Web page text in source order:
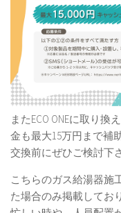
またECO ONEに取り
金も最大15万円まで補
交換前にぜひご検討下
こちらのガス給湯器施
た場合のみ掲載してお